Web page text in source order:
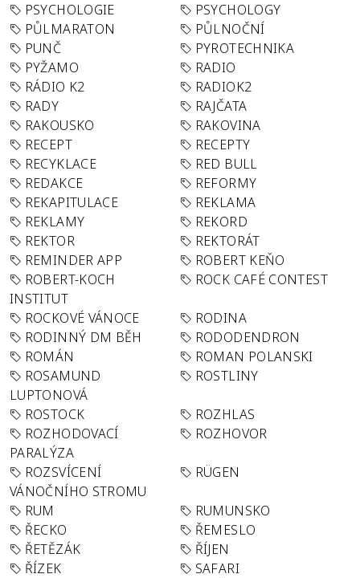
PSYCHOLOGIE
PSYCHOLOGY
PŮLMARATON
PŮLNOČNÍ
PUNČ
PYROTECHNIKA
PYŽAMO
RADIO
RÁDIO K2
RADIOK2
RADY
RAJČATA
RAKOUSKO
RAKOVINA
RECEPT
RECEPTY
RECYKLACE
RED BULL
REDAKCE
REFORMY
REKAPITULACE
REKLAMA
REKLAMY
REKORD
REKTOR
REKTORÁT
REMINDER APP
ROBERT KEŇO
ROBERT-KOCH
INSTITUT
ROCK CAFÉ CONTEST
ROCKOVÉ VÁNOCE
RODINA
RODINNÝ DM BĚH
RODODENDRON
ROMÁN
ROMAN POLANSKI
ROSAMUND
LUPTONOVÁ
ROSTLINY
ROSTOCK
ROZHLAS
ROZHODOVACÍ
PARALÝZA
ROZHOVOR
ROZSVÍCENÍ
VÁNOČNÍHO STROMU
RÜGEN
RUM
RUMUNSKO
ŘECKO
ŘEMESLO
ŘETĚZÁK
ŘÍJEN
ŘÍZEK
SAFARI